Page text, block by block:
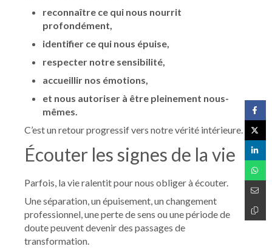
reconnaître ce qui nous nourrit
profondément,
identifier ce qui nous épuise,
respecter notre sensibilité,
accueillir nos émotions,
et nous autoriser à être pleinement nous-
mêmes.
C’est un retour progressif vers notre vérité intérieure.
Écouter les signes de la vie
Parfois, la vie ralentit pour nous obliger à écouter.
Une séparation, un épuisement, un changement
professionnel, une perte de sens ou une période de
doute peuvent devenir des passages de
transformation.